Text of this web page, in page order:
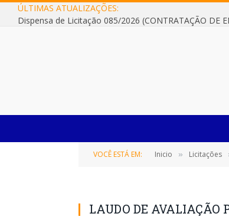
ÚLTIMAS ATUALIZAÇÕES:
VOCÊ ESTÁ EM: Inicio » Licitações
LAUDO DE AVALIAÇÃO